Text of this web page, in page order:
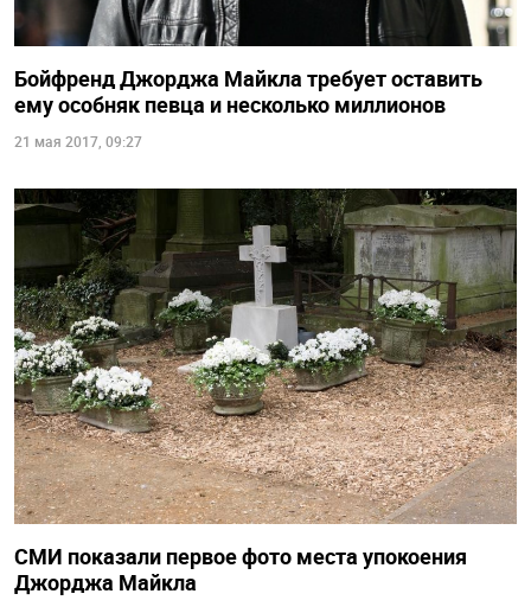
Бойфренд Джорджа Майкла требует оставить
ему особняк певца и несколько миллионов
21 мая 2017, 09:27
СМИ показали первое фото места упокоения
Джорджа Майкла